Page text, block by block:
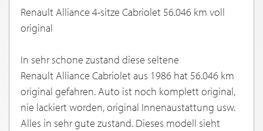
Renault Alliance 4-sitze Cabriolet 56.046 km voll
original
In sehr schone zustand diese seltene
Renault Alliance Cabriolet aus 1986 hat 56.046 km
original gefahren. Auto ist noch komplett original,
nie lackiert worden, original Innenaustattung usw.
Alles in sehr gute zustand. Dieses modell sieht